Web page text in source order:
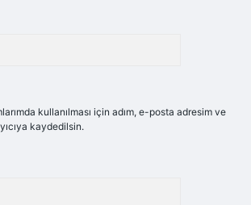
kullanılması için adım, e-posta adresim ve
kaydedilsin.